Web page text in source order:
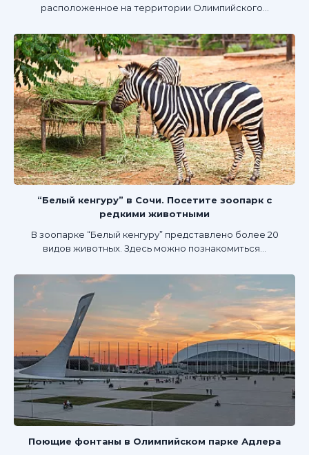
расположенное на территории Олимпийского...
“Белый кенгуру” в Сочи. Посетите зоопарк с
редкими животными
В зоопарке “Белый кенгуру” представлено более 20
видов животных. Здесь можно познакомиться...
Поющие фонтаны в Олимпийском парке Адлера